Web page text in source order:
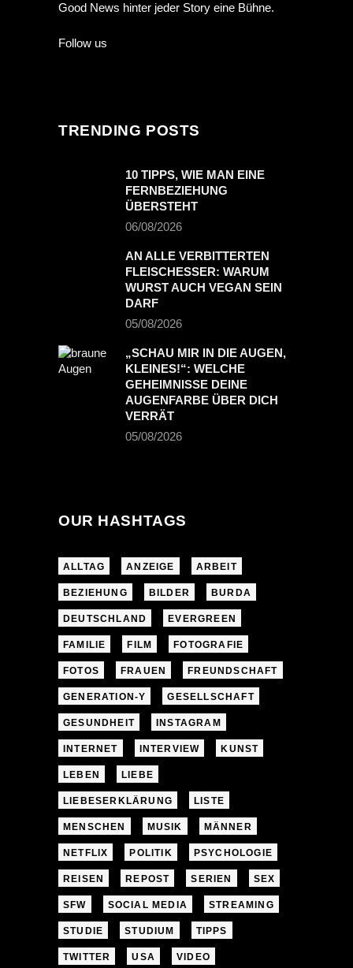
Good News hinter jeder Story eine Bühne.
Follow us
TRENDING POSTS
10 TIPPS, WIE MAN EINE
FERNBEZIEHUNG
ÜBERSTEHT
06/08/2026
AN ALLE VERBITTERTEN
FLEISCHESSER: WARUM
WURST AUCH VEGAN SEIN
DARF
05/08/2026
„SCHAU MIR IN DIE AUGEN,
KLEINES!“: WELCHE
GEHEIMNISSE DEINE
AUGENFARBE ÜBER DICH
VERRÄT
05/08/2026
OUR HASHTAGS
ALLTAG ANZEIGE ARBEIT
BEZIEHUNG BILDER BURDA
DEUTSCHLAND EVERGREEN
FAMILIE FILM FOTOGRAFIE
FOTOS FRAUEN FREUNDSCHAFT
GENERATION-Y GESELLSCHAFT
GESUNDHEIT INSTAGRAM
INTERNET INTERVIEW KUNST
LEBEN LIEBE
LIEBESERKLÄRUNG LISTE
MENSCHEN MUSIK MÄNNER
NETFLIX POLITIK PSYCHOLOGIE
REISEN REPOST SERIEN SEX
SFW SOCIAL MEDIA STREAMING
STUDIE STUDIUM TIPPS
TWITTER USA VIDEO